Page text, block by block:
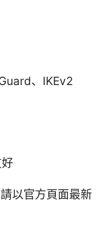
、IKEv2
以官方頁面最新